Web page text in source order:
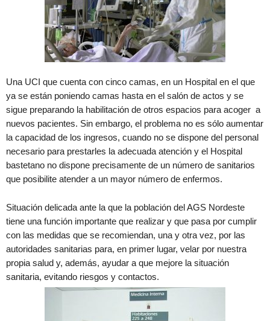
Una UCI que cuenta con cinco camas, en un Hospital en el que
ya se están poniendo camas hasta en el salón de actos y se
sigue preparando la habilitación de otros espacios para acoger a
nuevos pacientes. Sin embargo, el problema no es sólo aumentar
la capacidad de los ingresos, cuando no se dispone del personal
necesario para prestarles la adecuada atención y el Hospital
bastetano no dispone precisamente de un número de sanitarios
que posibilite atender a un mayor número de enfermos.
Situación delicada ante la que la población del AGS Nordeste
tiene una función importante que realizar y que pasa por cumplir
con las medidas que se recomiendan, una y otra vez, por las
autoridades sanitarias para, en primer lugar, velar por nuestra
propia salud y, además, ayudar a que mejore la situación
sanitaria, evitando riesgos y contactos.